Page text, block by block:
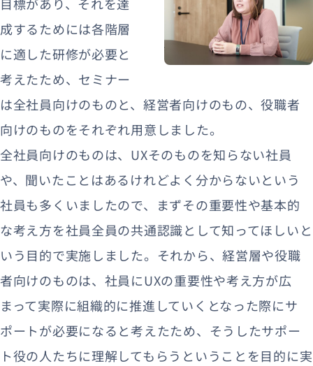
目標があり、それを達
成するためには各階層
に適した研修が必要と
考えたため、セミナー
は全社員向けのものと、経営者向けのもの、役職者
向けのものをそれぞれ用意しました。
全社員向けのものは、UXそのものを知らない社員
や、聞いたことはあるけれどよく分からないという
社員も多くいましたので、まずその重要性や基本的
な考え方を社員全員の共通認識として知ってほしいと
いう目的で実施しました。それから、経営層や役職
者向けのものは、社員にUXの重要性や考え方が広
まって実際に組織的に推進していくとなった際にサ
ポートが必要になると考えたため、そうしたサポー
ト役の人たちに理解してもらうということを目的に実